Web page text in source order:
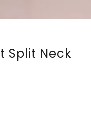
Split Neck